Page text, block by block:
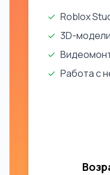
✓ Roblox
✓ 3D-
✓
✓ Работа с